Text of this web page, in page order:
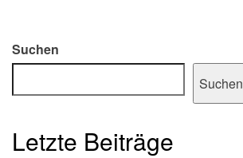
Suchen
Suchen
Letzte Beiträge